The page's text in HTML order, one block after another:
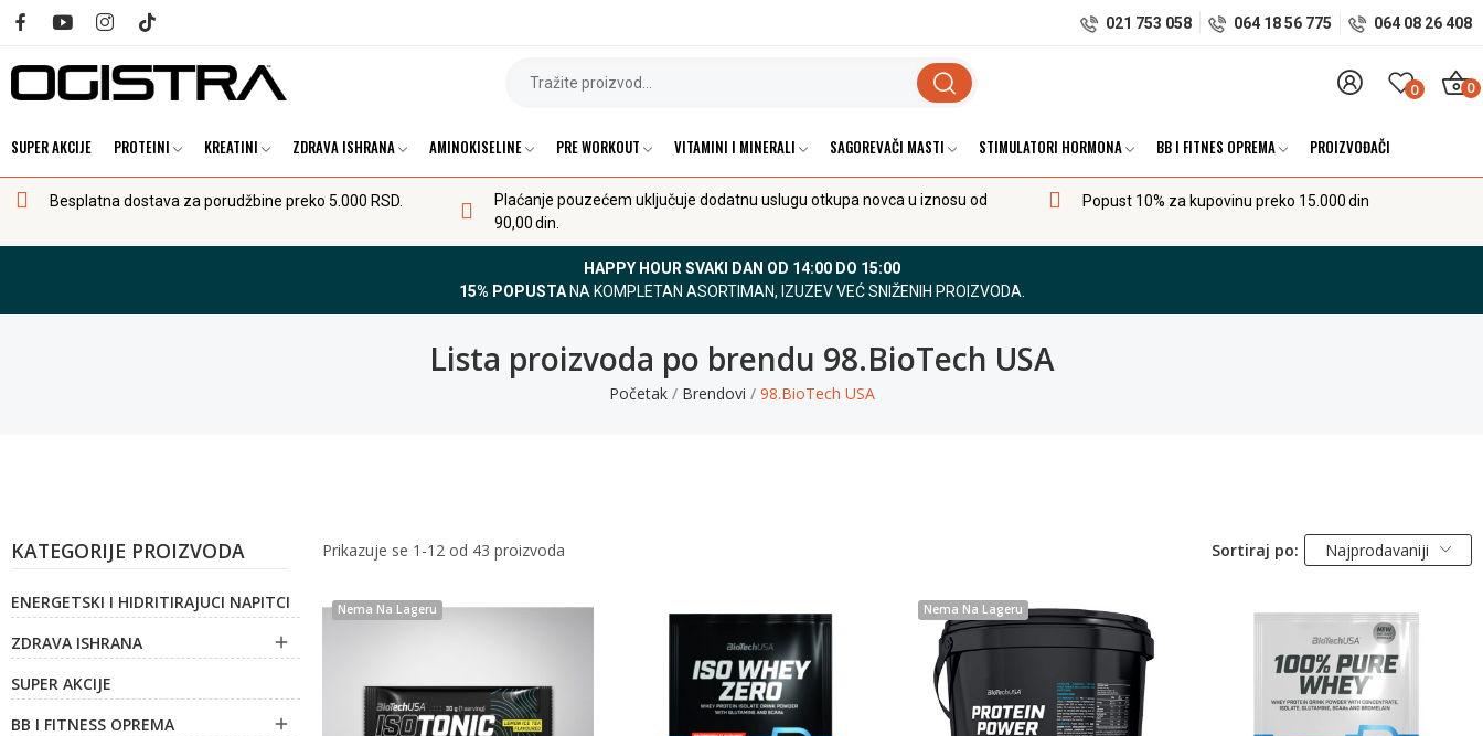
021 753 058 064 18 56 775 064 08 26 408
0 0
SUPER AKCIJE PROTEINI KREATINI ZDRAVA ISHRANA AMINOKISELINE PRE WORKOUT VITAMINI I MINERALI SAGOREVAČI MASTI STIMULATORI HORMONA BB I FITNES OPREMA PROIZVOĐAČI
Besplatna dostava za porudžbine preko 5.000 RSD.
Plaćanje pouzećem uključuje dodatnu uslugu otkupa novca u iznosu od
90,00 din.
Popust 10% za kupovinu preko 15.000 din
HAPPY HOUR SVAKI DAN OD 14:00 DO 15:00
15% POPUSTANA KOMPLETAN ASORTIMAN, IZUZEV VEĆ SNIŽENIH PROIZVODA.
Lista proizvoda po brendu 98.BioTech USA
Početak Brendovi 98.BioTech USA
KATEGORIJE PROIZVODA
ENERGETSKI I HIDRITIRAJUCI NAPITCI
ZDRAVA ISHRANA

SUPER AKCIJE
BB I FITNESS OPREMA

Prikazuje se 1-12 od 43 proizvoda Sortiraj po: Najprodavaniji
Nema Na Lageru Nema Na Lageru